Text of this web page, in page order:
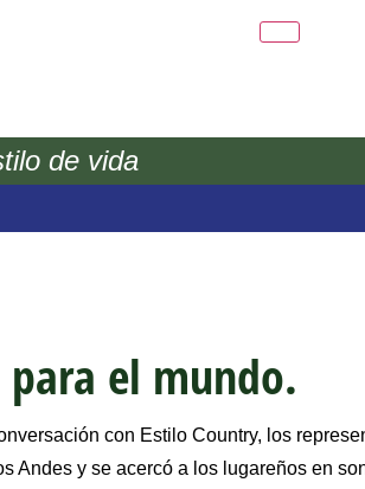
de vida
el mundo.
con Estilo Country, los
Andes y se acercó a los lugareños en